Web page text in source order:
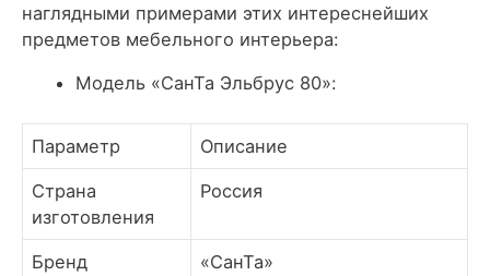
наглядными примерами этих интереснейших
предметов мебельного интерьера:
Модель «СанТа Эльбрус 80»:
Параметр Описание
Страна
изготовления
Россия
Бренд «СанТа»